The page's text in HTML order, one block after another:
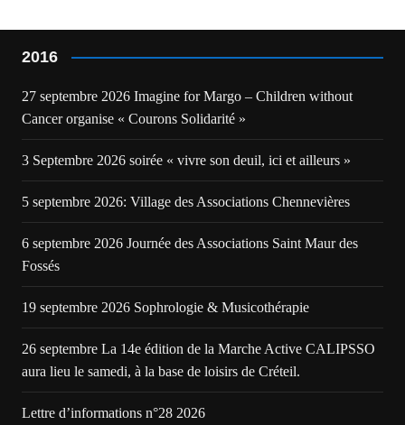
2016
27 septembre 2026 Imagine for Margo – Children without
Cancer organise « Courons Solidarité »
3 Septembre 2026 soirée « vivre son deuil, ici et ailleurs »
5 septembre 2026: Village des Associations Chennevières
6 septembre 2026 Journée des Associations Saint Maur des
Fossés
19 septembre 2026 Sophrologie & Musicothérapie
26 septembre La 14e édition de la Marche Active CALIPSSO
aura lieu le samedi, à la base de loisirs de Créteil.
Lettre d’informations n°28 2026